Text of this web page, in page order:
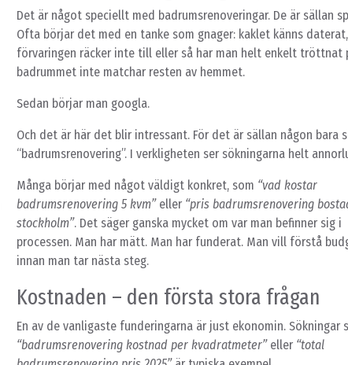
Det är något speciellt med badrumsrenoveringar. De är sällan
Ofta börjar det med en tanke som gnager: kaklet känns daterat,
förvaringen räcker inte till eller så har man helt enkelt tröttnat
badrummet inte matchar resten av hemmet.
Sedan börjar man googla.
Och det är här det blir intressant. För det är sällan någon bara
“badrumsrenovering”. I verkligheten ser sökningarna helt
Många börjar med något väldigt konkret, som “vad kostar
badrumsrenovering 5 kvm”eller “pris badrumsrenovering
stockholm”. Det säger ganska mycket om var man befinner sig i
processen. Man har mätt. Man har funderat. Man vill förstå
innan man tar nästa steg.
Kostnaden – den första stora frågan
En av de vanligaste funderingarna är just ekonomin. Sökningar
“badrumsrenovering kostnad per kvadratmeter”eller “total